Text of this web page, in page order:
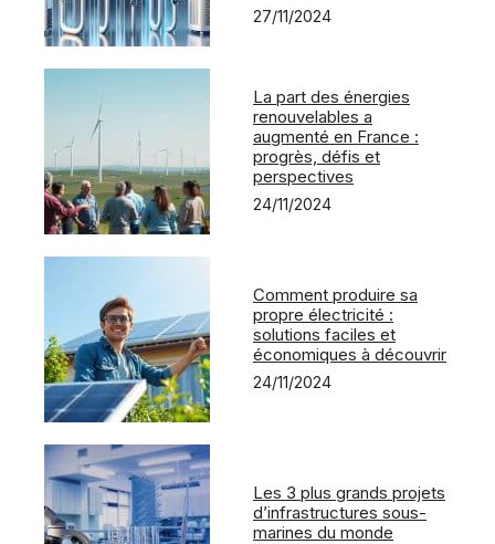
27/11/2024
La part des énergies
renouvelables a
augmenté en France :
progrès, défis et
perspectives
24/11/2024
Comment produire sa
propre électricité :
solutions faciles et
économiques à découvrir
24/11/2024
Les 3 plus grands projets
d’infrastructures sous-
marines du monde